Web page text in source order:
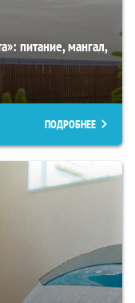
питание, мангал,
ПОДРОБНЕЕ